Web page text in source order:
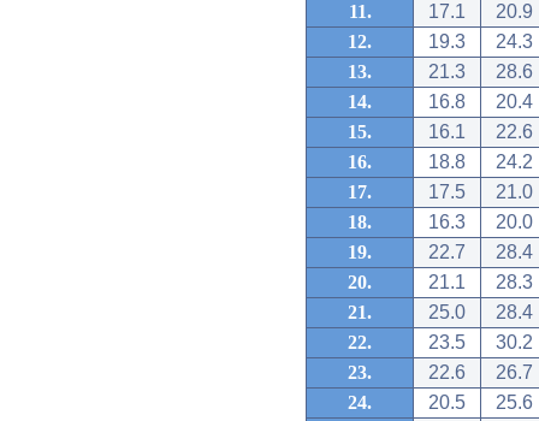
11.
17.1
20.9
12.
19.3
24.3
13.
21.3
28.6
14.
16.8
20.4
15.
16.1
22.6
16.
18.8
24.2
17.
17.5
21.0
18.
16.3
20.0
19.
22.7
28.4
20.
21.1
28.3
21.
25.0
28.4
22.
23.5
30.2
23.
22.6
26.7
24.
20.5
25.6